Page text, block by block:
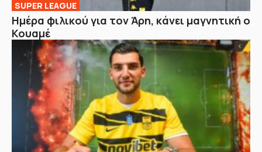
SUPER LEAGUE
Ημέρα φιλικού για τον Άρη, κάνει μαγνητική ο
Κουαμέ